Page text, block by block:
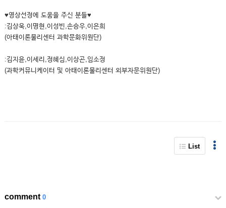
♥영상선정에 도움을 주신 분들♥
:김상욱,이명현,이성빈,손승우,이은희
(아태이론물리센터 과학문화위원단)
:김지윤,이세리,정혜심,이상곤,임소정
(과학커뮤니케이터 및 아태이론물리센터 외부자문위원단)
List
comment0